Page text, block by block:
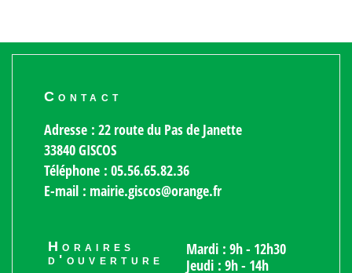
Contact
Adresse : 22 route du Pas de Janette
33840 GISCOS
Téléphone : 05.56.65.82.36
E-mail : mairie.giscos@orange.fr
Horaires
d'ouverture
Mardi : 9h - 12h30
Jeudi : 9h - 14h